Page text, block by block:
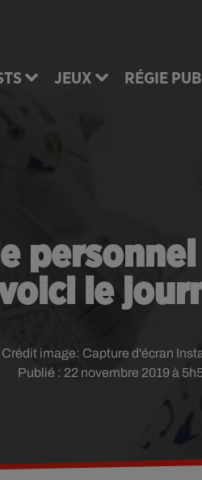
JEUX RÉGIE PUB
le
Publié : 22 novembre 2019 à
Crédit image: Capture d'écran